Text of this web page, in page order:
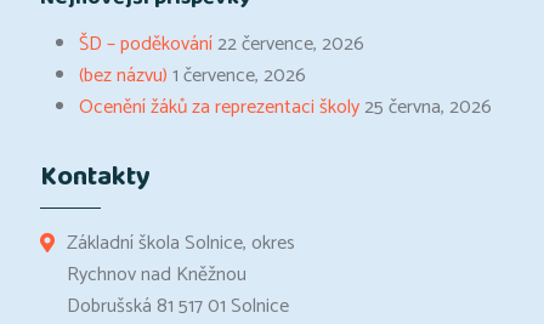
ŠD – poděkování22 července, 2026
(bez názvu)1 července, 2026
Ocenění žáků za reprezentaci školy25 června, 2026
Kontakty
Základní škola Solnice, okres
Rychnov nad Kněžnou
Dobrušská 81 517 01 Solnice